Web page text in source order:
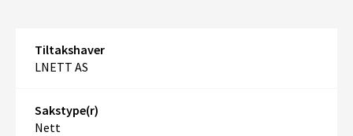
Tiltakshaver
LNETT AS
Sakstype(r)
Nett